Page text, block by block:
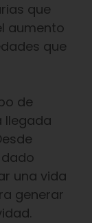
que
aumento
que
de
llegada
una vida
generar